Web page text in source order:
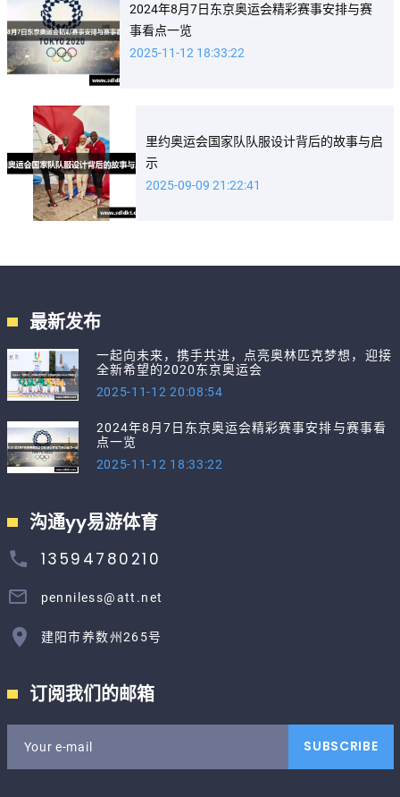
2024年8月7日东京奥运会精彩赛事安排与赛
事看点一览
2025-11-12 18:33:22
里约奥运会国家队队服设计背后的故事与启
示
2025-09-09 21:22:41
最新发布
一起向未来，携手共进，点亮奥林匹克梦想，迎接
全新希望的2020东京奥运会
2025-11-12 20:08:54
2024年8月7日东京奥运会精彩赛事安排与赛事看
点一览
2025-11-12 18:33:22
沟通yy易游体育
13594780210
penniless@att.net
建阳市养数州265号
订阅我们的邮箱
Your e-mail SUBSCRIBE